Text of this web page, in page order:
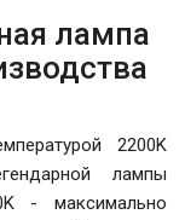
лампа
2200K
лампы
- максимально